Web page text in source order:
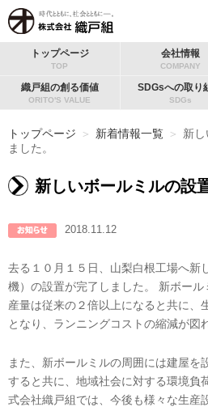
トップページ
TOP
会社情報
COMPANY
織戸組の創る価値
ORITO'S VALUE
SDGsへの取り
SDGs
トップページ ＞ 新着情報一覧 ＞
新
ました。
新しいボールミルの設
2018.11.12
去る１０月１５日、山梨白根工場へ新
機）の設置が完了しました。 新ボー
産量は従来の２倍以上になると共に、
となり、ランニングコストの縮減が図
また、新ボールミルの周囲には建屋を
すると共に、地域社会に対する環境負
式会社織戸組では、今後も様々な生産